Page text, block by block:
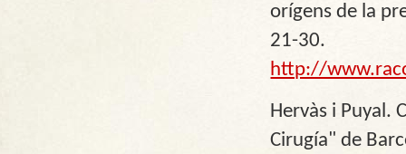
orígens de la
21-30.
http://
Hervàs i Puyal.
Cirugía" de